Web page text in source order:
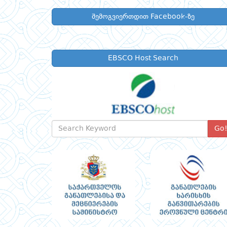
შემოგვიერთდით Facebook-ზე
EBSCO Host Search
Go!